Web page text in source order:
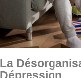
La
Dépression